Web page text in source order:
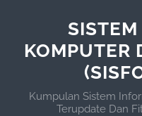
KOMPUTER
Kumpulan Sistem
Terupdate Dan